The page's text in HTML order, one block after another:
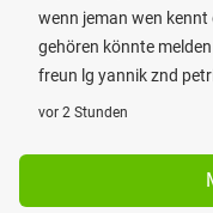
wenn jeman wen
gehören könnte
freun lg yannik znd
vor 2 Stunden